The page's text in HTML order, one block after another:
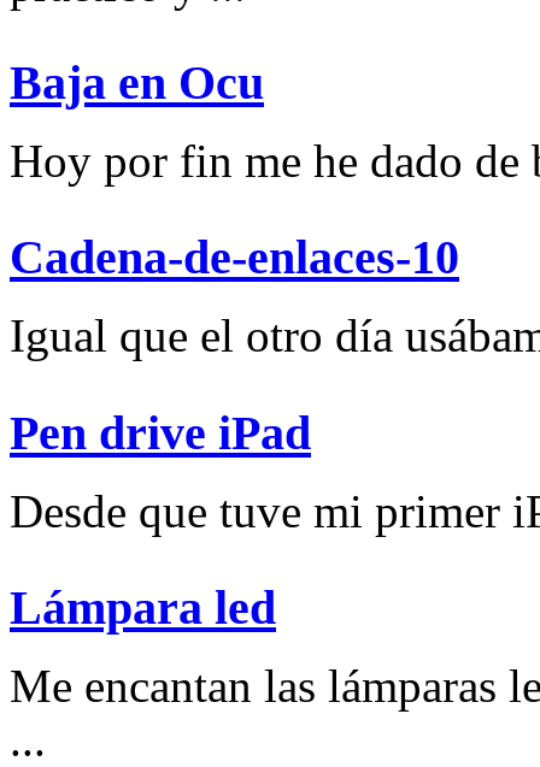
Baja en Ocu
Hoy por fin me he dado de
Cadena-de-enlaces-10
Igual que el otro día
Pen drive iPad
Desde que tuve mi primer
Lámpara led
Me encantan las lámparas
...